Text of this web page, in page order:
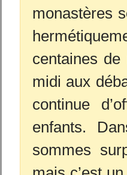
monastères
centaines
midi aux
continue
enfants.
sommes